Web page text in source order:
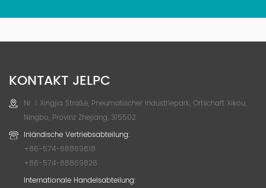
KONTAKT JELPC
Nr. 1 Xingjia Straße, Pneumatischer Industriepark, Ortschaft Xikou,
Ningbo, Provinz Zhejiang, 315502
Inländische Vertriebsabteilung:
+86-574-88869818
+86-574-88869826
Internationale Handelsabteilung: